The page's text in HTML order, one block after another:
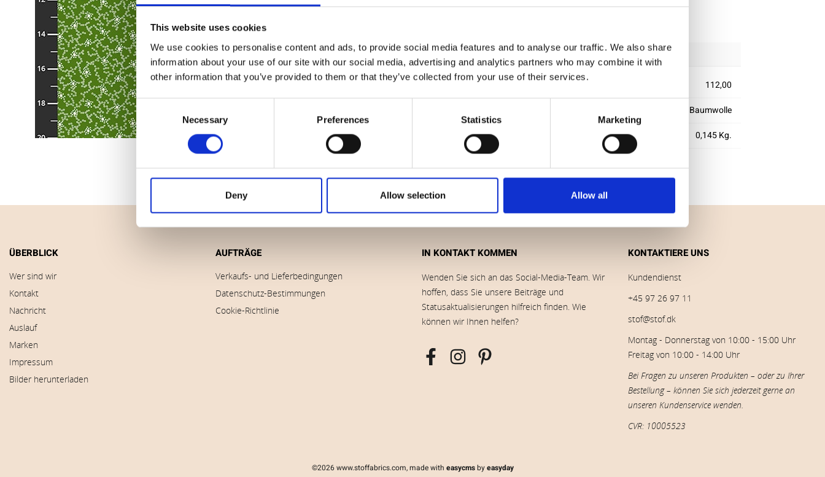
This website uses cookies
We use cookies to personalise content and ads, to provide social media features and to analyse our traffic. We also share
information about your use of our site with our social media, advertising and analytics partners who may combine it with
other information that you’ve provided to them or that they’ve collected from your use of their services.
Consent
Selection
Necessary Preferences Statistics Marketing
Deny Allow selection Allow all
Lieferung
Spezifikation
112,00
100% Baumwolle
Gewicht pro Quadratmeter (m2)
0,145 Kg.
ÜBERBLICK
Wer sind wir
Kontakt
Nachricht
Auslauf
Marken
Impressum
Bilder herunterladen
AUFTRÄGE
Verkaufs- und Lieferbedingungen
Datenschutz-Bestimmungen
Cookie-Richtlinie
IN KONTAKT KOMMEN
Wenden Sie sich an das Social-Media-Team. Wir
hoffen, dass Sie unsere Beiträge und
Statusaktualisierungen hilfreich finden. Wie
können wir Ihnen helfen?
KONTAKTIERE UNS
Kundendienst
+45 97 26 97 11
stof@stof.dk
Montag - Donnerstag von 10:00 - 15:00 Uhr
Freitag von 10:00 - 14:00 Uhr
Bei Fragen zu unseren Produkten – oder zu Ihrer
Bestellung – können Sie sich jederzeit gerne an
unseren Kundenservice wenden.
CVR: 10005523
©2026 www.stoffabrics.com, made with easycmsbyeasyday